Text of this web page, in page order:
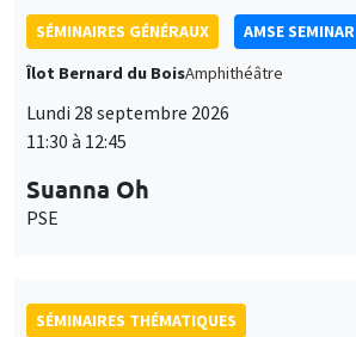
SÉMINAIRES GÉNÉRAUX
AMSE SEMINAR
Îlot Bernard du BoisAmphithéâtre
Lundi 28 septembre 2026
11:30 à 12:45
Suanna Oh
PSE
SÉMINAIRES THÉMATIQUES